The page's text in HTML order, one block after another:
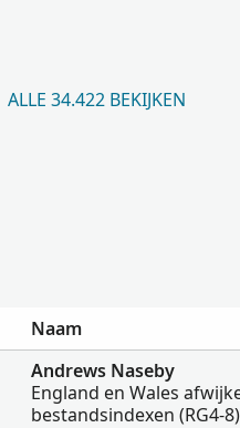
ALLE 34.422 BEKIJKEN
Naam
Andrews Naseby
England en Wales
bestandsindexen (RG4-